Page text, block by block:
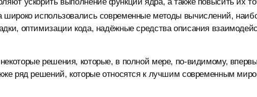
широко использовались современные методы вычислений,
оптимизации кода, надёжные средства описания
решения, которые, в полной мере, по-видимому,
ряд решений, которые относятся к лучшим современным